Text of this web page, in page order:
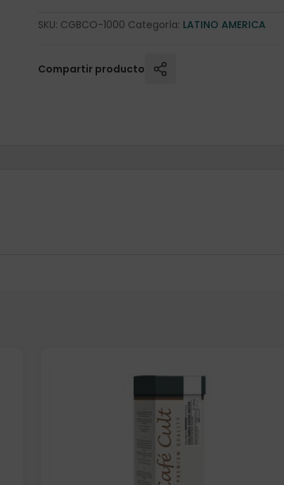
SKU: CGBCO-1000 Categoría: LATINO AMERICA
Compartir producto